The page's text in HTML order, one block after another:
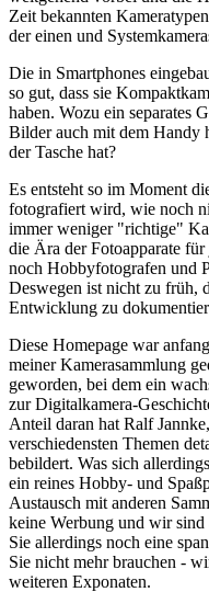
Zeit bekannten
der einen und
Die in Smartphones
so gut, dass sie
haben. Wozu ein separates
Bilder auch mit dem Handy
der Tasche hat?
Es entsteht so im Moment
fotografiert wird, wie noch
immer weniger "richtige"
die Ära der Fotoapparate
noch Hobbyfotografen und
Deswegen ist nicht zu früh,
Entwicklung zu
Diese Homepage war
meiner Kamerasammlung
geworden, bei dem ein
zur Digitalkamera-
Anteil daran hat Ralf
verschiedensten Themen
bebildert. Was sich
ein reines Hobby- und
Austausch mit anderen
keine Werbung und wir
Sie allerdings noch eine
Sie nicht mehr brauchen -
weiteren Exponaten.